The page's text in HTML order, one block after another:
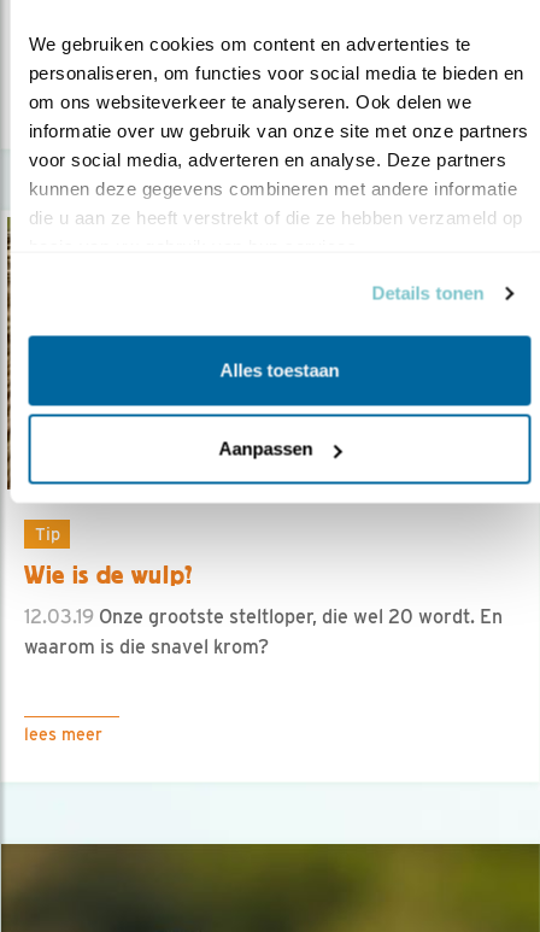
We gebruiken cookies om content en advertenties te
personaliseren, om functies voor social media te bieden en
om ons websiteverkeer te analyseren. Ook delen we
informatie over uw gebruik van onze site met onze partners
voor social media, adverteren en analyse. Deze partners
kunnen deze gegevens combineren met andere informatie
die u aan ze heeft verstrekt of die ze hebben verzameld op
Details tonen
Alles toestaan
Aanpassen
lees meer
Tip
Wie is de wulp?
12.03.19 Onze grootste steltloper, die wel 20 wordt. En
waarom is die snavel krom?
lees meer